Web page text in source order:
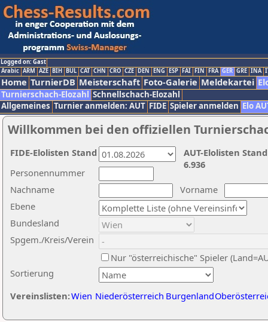
Logged on: Gast
Arabic ARM AZE BIH BUL CAT CHN CRO CZE DEN ENG ESP FAI FIN FRA GER GRE INA
Home TurnierDB Meisterschaft Foto-Galerie Meldekartei
Turnierschach-Elozahl Schnellschach-Elozahl
Allgemeines Turnier anmelden: AUT FIDE Spieler anmelden Elo
Willkommen bei den offiziellen
Nachname
Vorname
Ebene
Sortierung
Personennummer
Bundesland
Spgem./Kreis/Verein
Nur "österreichische" Spieler
Vereinslisten:Wien Niederösterreich Burgenland
AUT-Elolisten
6.936
FIDE-Elolisten Stand